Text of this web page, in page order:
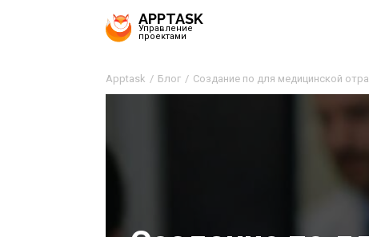
APPTASK
Управление
проектами
Apptask Блог Создание по для медицинской